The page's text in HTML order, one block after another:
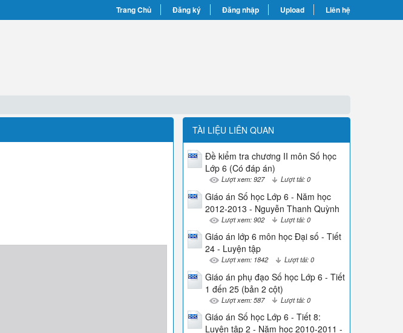
Trang Chủ Đăng ký Đăng nhập Upload Liên hệ
TÀI LIỆU LIÊN QUAN
Đề kiểm tra chương II môn Số học
Lớp 6 (Có đáp án)
Lượt xem: 927 Lượt tải: 0
Giáo án Số học Lớp 6 - Năm học
2012-2013 - Nguyễn Thanh Quỳnh
Lượt xem: 902 Lượt tải: 0
Giáo án lớp 6 môn học Đại số - Tiết
24 - Luyện tập
Lượt xem: 1842 Lượt tải: 0
Giáo án phụ đạo Số học Lớp 6 - Tiết
1 đến 25 (bản 2 cột)
Lượt xem: 587 Lượt tải: 0
Giáo án Số học Lớp 6 - Tiết 8:
Luyện tập 2 - Năm học 2010-2011 -